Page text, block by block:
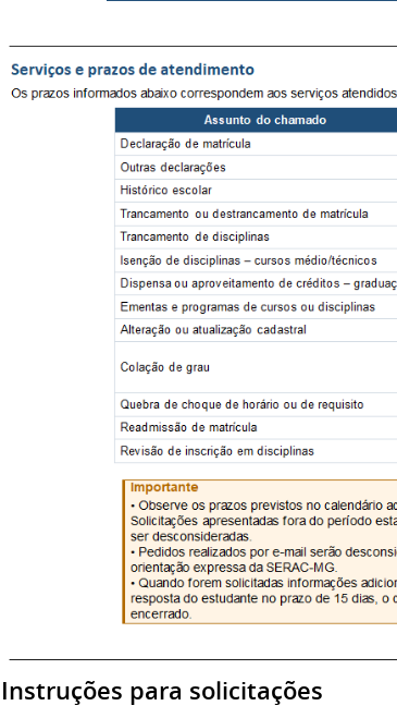
Instruções para solicitações